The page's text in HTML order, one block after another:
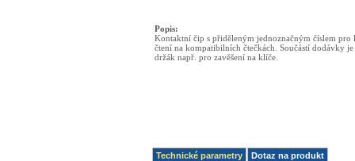
Popis:
Kontaktní čip s přiděleným jednoznačným číslem pro
čtení na kompatibilních čtečkách. Součástí dodávky
držák např. pro zavěšení na klíče.
Technické parametry Dotaz na produkt